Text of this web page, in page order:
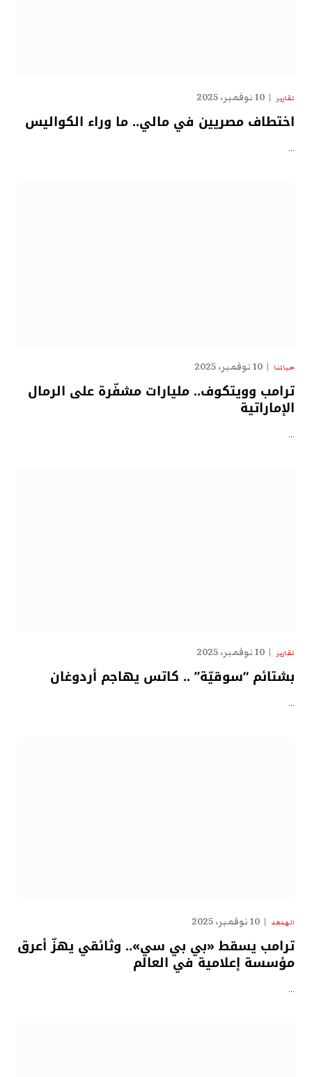
تقارير 10 نوفمبر، 2025
اختطاف مصريين في مالي.. ما وراء الكواليس
…
حياتنا 10 نوفمبر، 2025
ترامب وويتكوف.. مليارات مشفّرة على الرمال
الإماراتية
…
تقارير 10 نوفمبر، 2025
بشتائم “سوقيّة” .. كاتس يهاجم أردوغان
…
الهدهد 10 نوفمبر، 2025
ترامب يسقط «بي بي سي».. وثائقي يهزّ أعرق
مؤسسة إعلامية في العالم
…